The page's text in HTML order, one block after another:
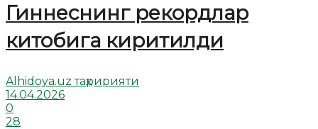
Гиннеснинг рекордлар
китобига киритилди
Alhidoya.uz таҳририяти
14.04.2026
0
28